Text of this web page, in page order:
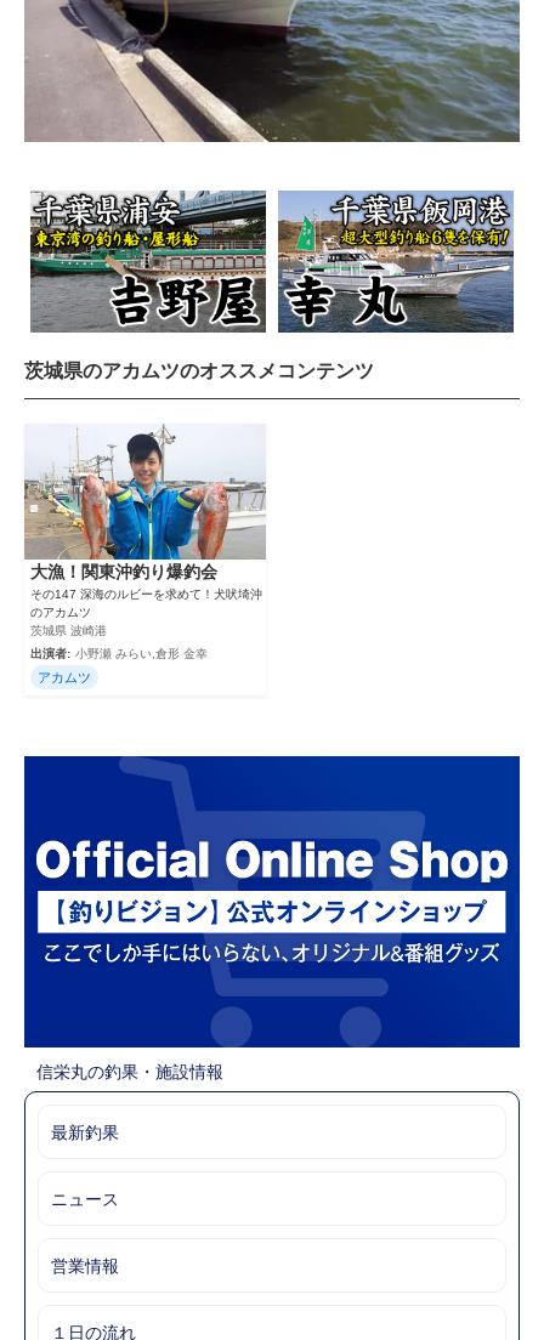
茨城県のアカムツのオススメコンテンツ
大漁！関東沖釣り爆釣会
その147 深海のルビーを求めて！犬吠埼沖
のアカムツ
茨城県 波崎港
出演者: 小野瀬 みらい,倉形 金幸
アカムツ
信栄丸の釣果・施設情報
最新釣果
ニュース
営業情報
１日の流れ